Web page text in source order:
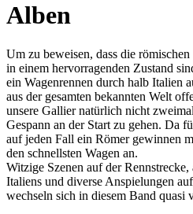
Alben
Um zu beweisen, dass die
in einem hervorragenden Zustand
ein Wagenrennen durch halb Italien
aus der gesamten bekannten Welt
unsere Gallier natürlich nicht
Gespann an der Start zu gehen. Da
auf jeden Fall ein Römer gewinnen
den schnellsten Wagen an.
Witzige Szenen auf der
Italiens und diverse Anspielungen
wechseln sich in diesem Band quasi